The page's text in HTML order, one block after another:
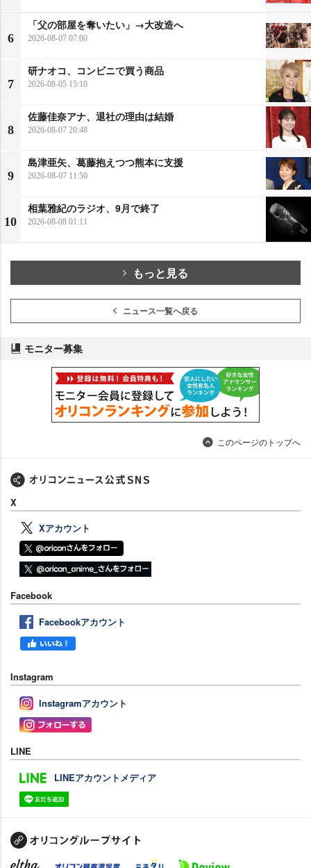
6
「父の部屋を奪いたい」→大改造へ
2026-08-07 07:00
7
研ナオコ、コンビニで買う商品
2026-08-05 15:10
8
佐藤佳奈アナ、退社の理由は結婚
2026-08-07 20:48
9
島津亜矢、葛藤抱えつつ熊本に支援
2026-08-07 11:50
10
相葉雅紀のラジオ、9月で終了
2026-08-08 01:11
もっと見る
ニュース一覧へ戻る
モニター募集
このページのトップへ
X
Xアカウント
Facebook
Facebookアカウント
Instagram
Instagramアカウント
LINE
LINEアカウントメディア